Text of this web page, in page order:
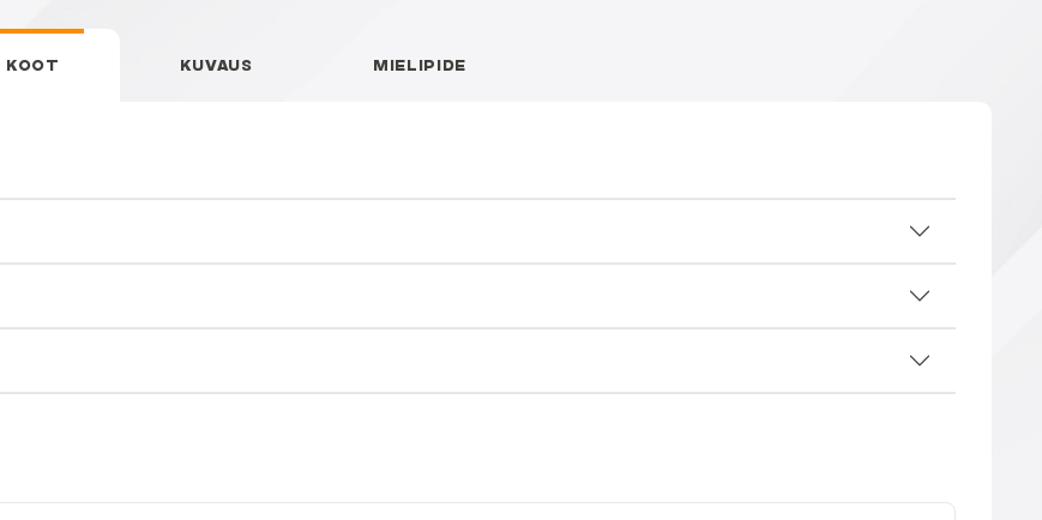
KOOT KUVAUS MIELIPIDE